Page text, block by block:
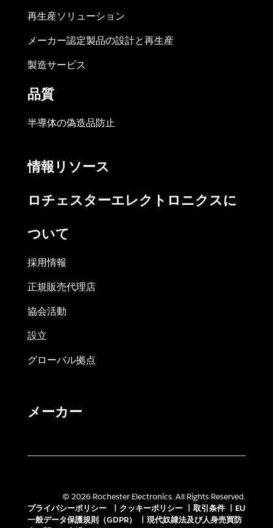
再生産ソリューション
メーカー認定製品の設計と再生産
製造サービス
品質
半導体の偽造品防止
情報リソース
ロチェスターエレクトロニクスに
ついて
採用情報
正規販売代理店
協会活動
設立
グローバル拠点
メーカー
© 2026 Rochester Electronics. All Rights Reserved.
プライバシーポリシー
クッキーポリシー 取引条件
EU
一般データ保護規則（GDPR）
現代奴隷法及び人身売買防